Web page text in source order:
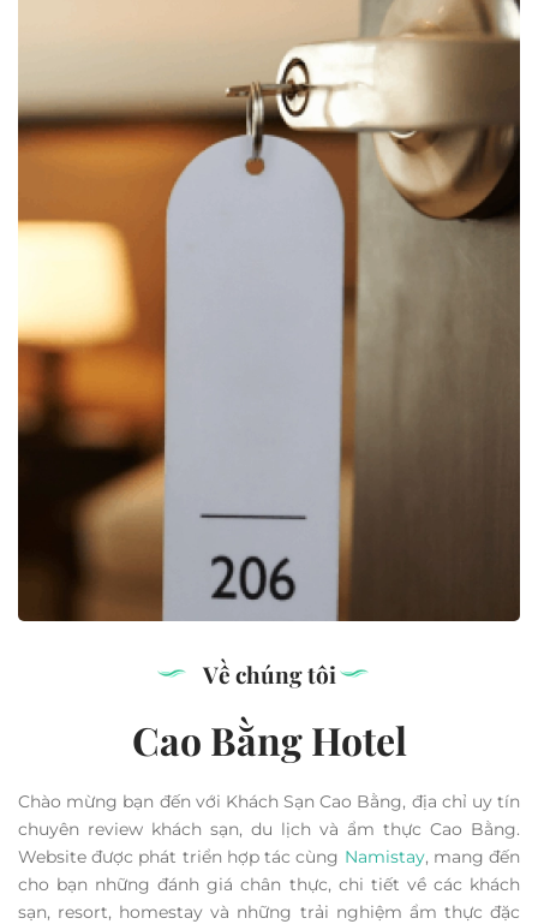
Về chúng tôi
Cao Bằng Hotel
Chào mừng bạn đến với Khách Sạn Cao Bằng, địa chỉ uy tín
chuyên review khách sạn, du lịch và ẩm thực Cao Bằng.
Website được phát triển hợp tác cùng Namistay, mang đến
cho bạn những đánh giá chân thực, chi tiết về các khách
sạn, resort, homestay và những trải nghiệm ẩm thực đặc